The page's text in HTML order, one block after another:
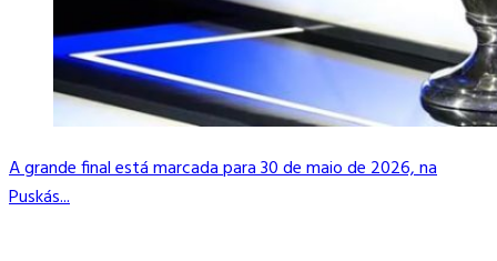
A grande final está marcada para 30 de maio de 2026, na
Puskás...